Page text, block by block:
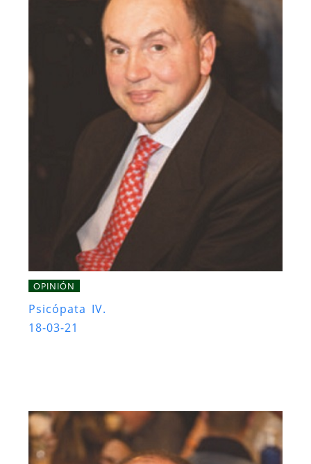
OPINIÓN
Psicópata IV.
18-03-21